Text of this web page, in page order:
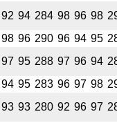
92 94 284 98 96 98
98 96 290 96 94 95
97 95 288 97 96 94
94 95 283 96 97 98
93 93 280 92 96 97